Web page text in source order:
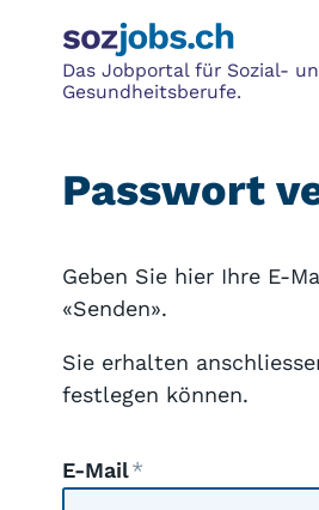
Das Jobportal für Sozial-
Gesundheitsberufe.
Passwort
Geben Sie hier Ihre E-
«Senden».
Sie erhalten
festlegen können.
E-Mail